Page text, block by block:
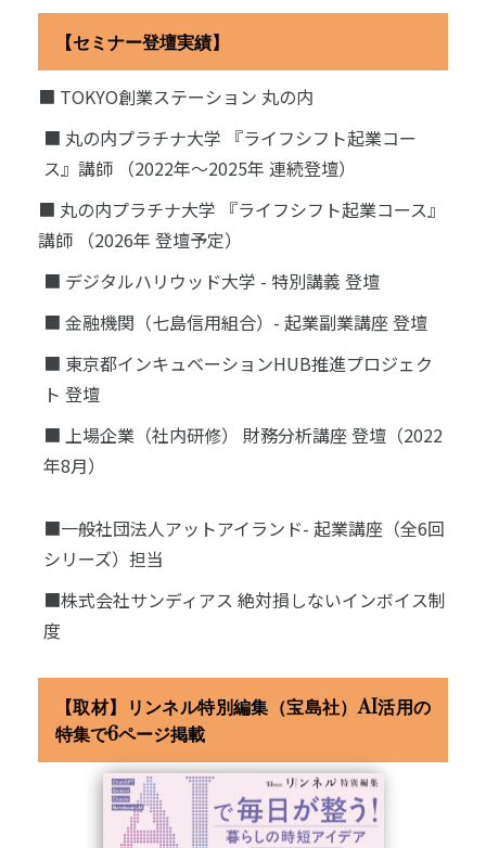
【セミナー登壇実績】
■ TOKYO創業ステーション 丸の内
■ 丸の内プラチナ大学 『ライフシフト起業コー
ス』講師 （2022年〜2025年 連続登壇）
■ 丸の内プラチナ大学 『ライフシフト起業コース』
講師 （2026年 登壇予定）
■ デジタルハリウッド大学 - 特別講義 登壇
■ 金融機関（七島信用組合）- 起業副業講座 登壇
■ 東京都インキュベーションHUB推進プロジェク
ト 登壇
■ 上場企業（社内研修） 財務分析講座 登壇（2022
年8月）
■一般社団法人アットアイランド- 起業講座（全6回
シリーズ）担当
■株式会社サンディアス 絶対損しないインボイス制
度
【取材】リンネル特別編集（宝島社）AI活用の
特集で6ページ掲載